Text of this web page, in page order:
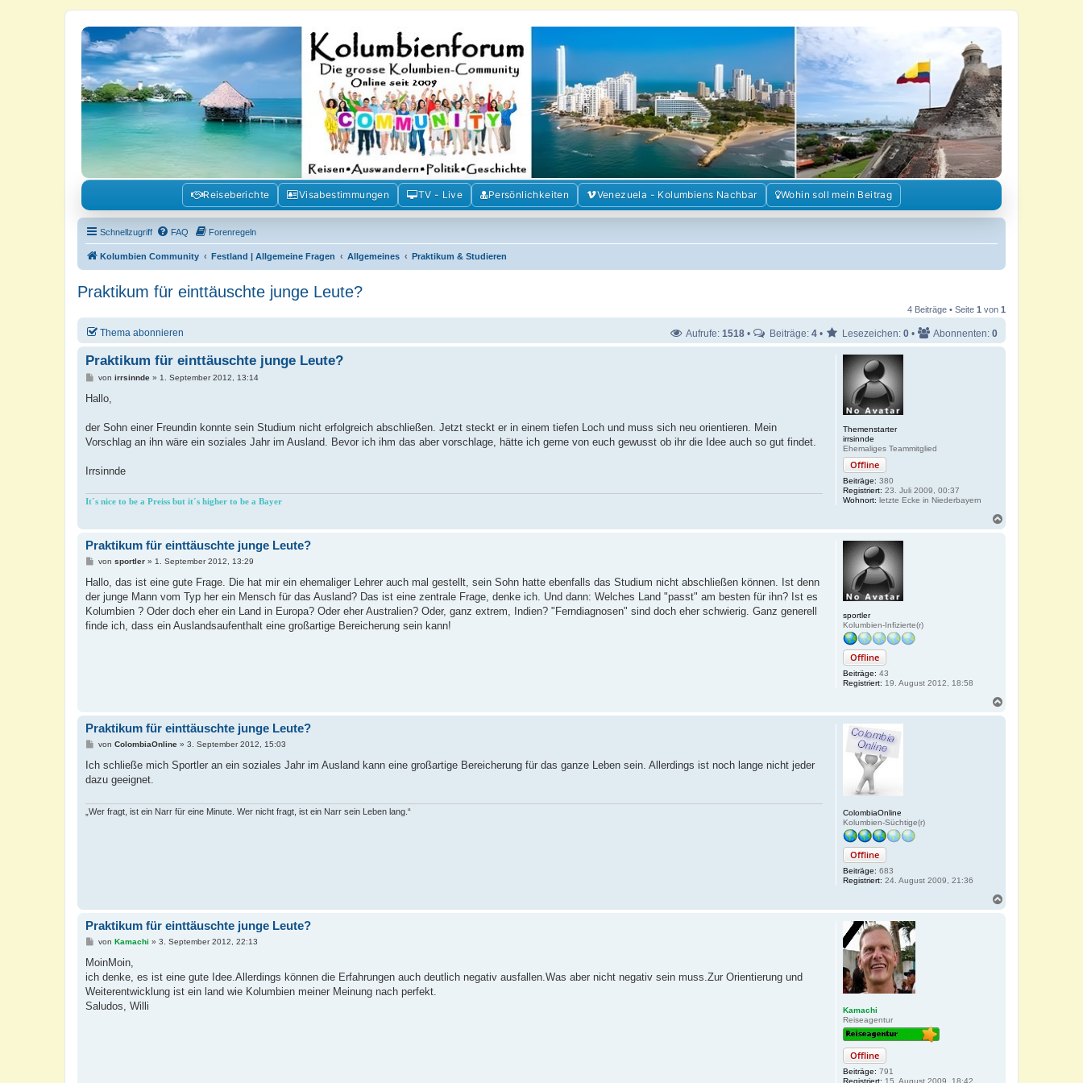
Kolumbienforum - Das grosse Forum der Freunde Kolumbiens
Reisen, Auswandern, Kultur, Politik, Geschichte und Visum in Kolumbien und Venezuela. Austausch, Erfahrungen und Gemeinschaft im Kolumbienforum
Reiseberichte Visabestimmungen TV - Live Persönlichkeiten Venezuela - Kolumbiens Nachbar Wohin soll mein Beitrag
Schnellzugriff FAQ Forenregeln
Kolumbien Community Festland | Allgemeine Fragen Allgemeines Praktikum & Studieren
Praktikum für einttäuschte junge Leute?
4 Beiträge • Seite 1 von 1
Thema abonnieren Aufrufe: 1518 • Beiträge: 4 • Lesezeichen: 0 • Abonnenten: 0
Themenstarter
irrsinnde
Ehemaliges Teammitglied
Offline
Beiträge: 380
Registriert: 23. Juli 2009, 00:37
Wohnort: letzte Ecke in Niederbayern
Praktikum für einttäuschte junge Leute?
B
i
a
von irrsinnde» 1. September 2012, 13:14
Hallo,
der Sohn einer Freundin konnte sein Studium nicht erfolgreich abschließen. Jetzt steckt er in einem tiefen Loch und muss sich neu orientieren. Mein
Vorschlag an ihn wäre ein soziales Jahr im Ausland. Bevor ich ihm das aber vorschlage, hätte ich gerne von euch gewusst ob ihr die Idee auch so gut findet.
Irrsinnde
It´s nice to be a Preiss but it´s higher to be a Bayer
sportler
Kolumbien-Infizierte(r)
Offline
Beiträge: 43
Registriert: 19. August 2012, 18:58
Praktikum für einttäuschte junge Leute?
B
i
r
a
von sportler» 1. September 2012, 13:29
Hallo, das ist eine gute Frage. Die hat mir ein ehemaliger Lehrer auch mal gestellt, sein Sohn hatte ebenfalls das Studium nicht abschließen können. Ist denn
der junge Mann vom Typ her ein Mensch für das Ausland? Das ist eine zentrale Frage, denke ich. Und dann: Welches Land "passt" am besten für ihn? Ist es
Kolumbien ? Oder doch eher ein Land in Europa? Oder eher Australien? Oder, ganz extrem, Indien? "Ferndiagnosen" sind doch eher schwierig. Ganz generell
finde ich, dass ein Auslandsaufenthalt eine großartige Bereicherung sein kann!
ColombiaOnline
Kolumbien-Süchtige(r)
Offline
Beiträge: 683
Registriert: 24. August 2009, 21:36
Praktikum für einttäuschte junge Leute?
B
i
r
von ColombiaOnline» 3. September 2012, 15:03
Ich schließe mich Sportler an ein soziales Jahr im Ausland kann eine großartige Bereicherung für das ganze Leben sein. Allerdings ist noch lange nicht jeder
dazu geeignet.
„Wer fragt, ist ein Narr für eine Minute. Wer nicht fragt, ist ein Narr sein Leben lang.“
Kamachi
Reiseagentur
Offline
Beiträge: 791
Registriert: 15. August 2009, 18:42
Praktikum für einttäuschte junge Leute?
B
i
r
a
von Kamachi » 3. September 2012, 22:13
MoinMoin,
ich denke, es ist eine gute Idee.Allerdings können die Erfahrungen auch deutlich negativ ausfallen.Was aber nicht negativ sein muss.Zur Orientierung und
Weiterentwicklung ist ein land wie Kolumbien meiner Meinung nach perfekt.
Saludos, Willi